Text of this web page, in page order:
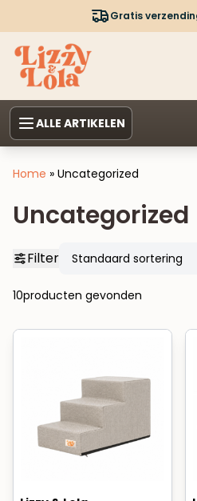
Gratis
ALLE ARTIKELEN
Home » Uncategorized
Uncategorized
Filter
10producten gevonden